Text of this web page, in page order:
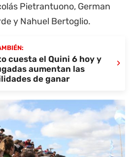
Pietrantuono, German
y Nahuel Bertoglio.
cuesta el Quini 6 hoy y
aumentan las
de ganar
›